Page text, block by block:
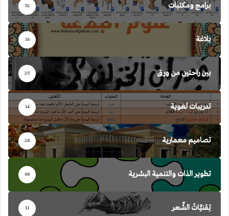
برامج ومكتبات 52
بلاغة 16
بين راحتين من ورق 25
تدريبات لغوية 14
تصاميم معمارية 28
تطوير الذات والتنمية البشرية 68
تِقنيَّاتُ الشِّعر 11